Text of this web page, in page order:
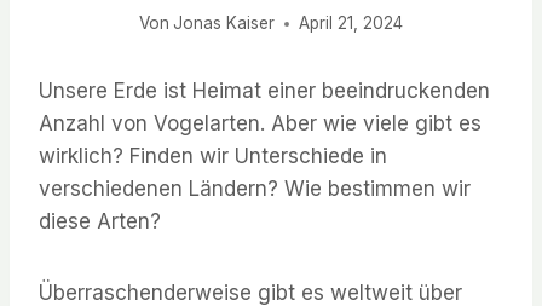
Von Jonas Kaiser April 21, 2024
Unsere Erde ist Heimat einer beeindruckenden
Anzahl von Vogelarten. Aber wie viele gibt es
wirklich? Finden wir Unterschiede in
verschiedenen Ländern? Wie bestimmen wir
diese Arten?
Überraschenderweise gibt es weltweit über